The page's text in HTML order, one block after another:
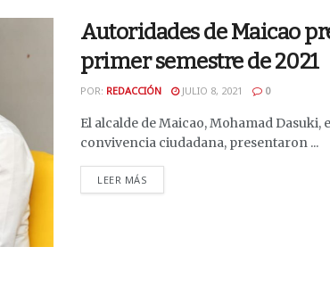
Autoridades de Maicao
primer semestre de 2021
POR: REDACCIÓN JULIO 8, 2021 0
El alcalde de Maicao, Mohamad
convivencia ciudadana, presentaron ...
LEER MÁS